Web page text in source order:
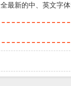
最新的中、英文字体